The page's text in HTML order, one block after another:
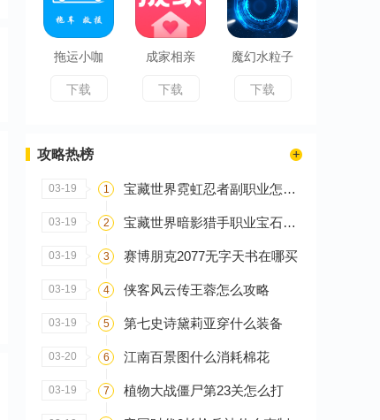
拖运小咖
下载
成家相亲
下载
魔幻水粒子
下载
攻略热榜
03-19 1 宝藏世界霓虹忍者副职业怎么选
03-19 2 宝藏世界暗影猎手职业宝石怎么搭配
03-19 3 赛博朋克2077无字天书在哪买
03-19 4 侠客风云传王蓉怎么攻略
03-19 5 第七史诗黛莉亚穿什么装备
03-20 6 江南百景图什么消耗棉花
03-19 7 植物大战僵尸第23关怎么打